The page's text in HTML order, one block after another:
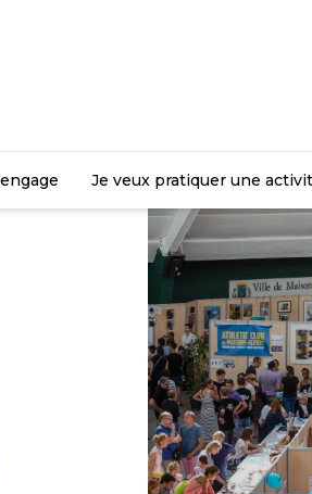
Je veux pratiquer une